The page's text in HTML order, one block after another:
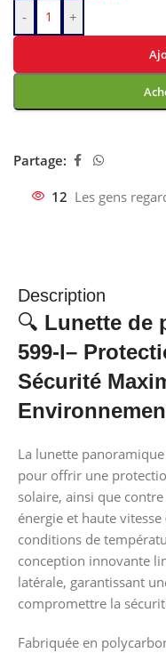
- +
Partage:
12 Les gens
Description
🔍 Lunette de
599-l–
Sécurité
La lunette
pour offrir une
solaire, ainsi que
énergie et haute
conditions de
conception innovante
latérale, garantissant
compromettre la
Fabriquée en